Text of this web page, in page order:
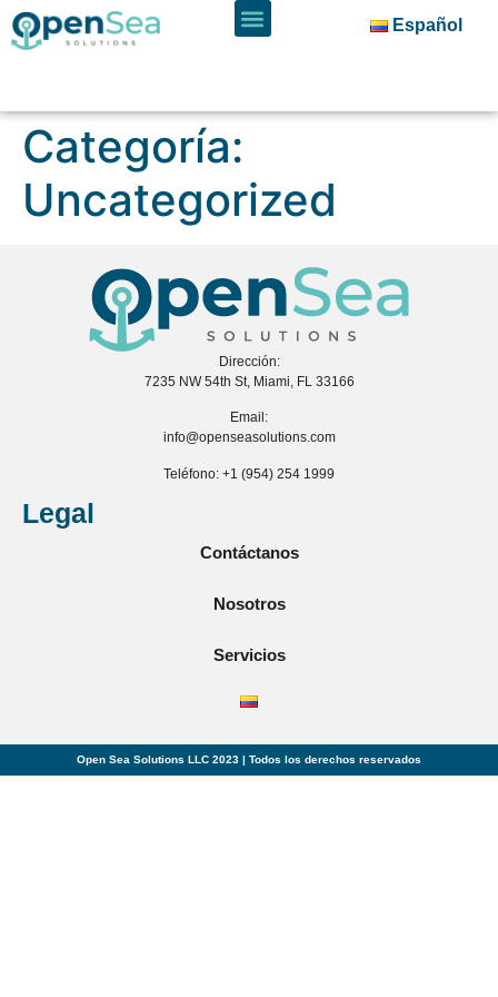
Español
Categoría:
Uncategorized
Dirección:
7235 NW 54th St, Miami, FL 33166
Email:
info@openseasolutions.com
Teléfono: +1 (954) 254 1999
Legal
Contáctanos
Nosotros
Servicios
Open Sea Solutions LLC 2023 | Todos los derechos reservados